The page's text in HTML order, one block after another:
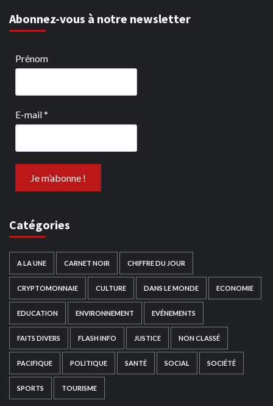
Abonnez-vous à notre newsletter
Prénom
E-mail*
Catégories
A LA UNE CARNET NOIR CHIFFRE DU JOUR
CRYPTOMONNAIE CULTURE DANS LE MONDE ECONOMIE
EDUCATION ENVIRONNEMENT EVÉNEMENTS
FAITS DIVERS FLASH INFO JUSTICE NON CLASSÉ
PACIFIQUE POLITIQUE SANTÉ SOCIAL SOCIÉTÉ
SPORTS TOURISME